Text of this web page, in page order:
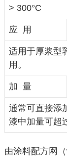
> 300°C
应 用
适用于厚浆型
用。
加 量
通常可直接添
漆中加量可超
由涂料配方网